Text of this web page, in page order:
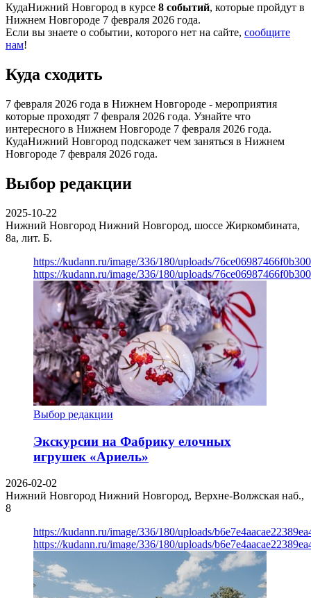
КудаНижний Новгород в курсе 8 событий, которые пройдут в
Нижнем Новгороде 7 февраля 2026 года.
Если вы знаете о событии, которого нет на сайте, сообщите
нам!
Куда сходить
7 февраля 2026 года в Нижнем Новгороде - мероприятия
которые проходят 7 февраля 2026 года. Узнайте что
интересного в Нижнем Новгороде 7 февраля 2026 года.
КудаНижний Новгород подскажет чем заняться в Нижнем
Новгороде 7 февраля 2026 года.
Выбор редакции
2025-10-22
Нижний Новгород Нижний Новгород, шоссе Жиркомбината,
8а, лит. Б.
https://kudann.ru/image/336/180/uploads/
https://kudann.ru/image/336/180/uploads/
Выбор редакции
Экскурсии на Фабрику елочных
игрушек «Ариель»
2026-02-02
Нижний Новгород Нижний Новгород, Верхне-Волжская наб.,
8
https://kudann.ru/image/336/180/uploads/
https://kudann.ru/image/336/180/uploads/